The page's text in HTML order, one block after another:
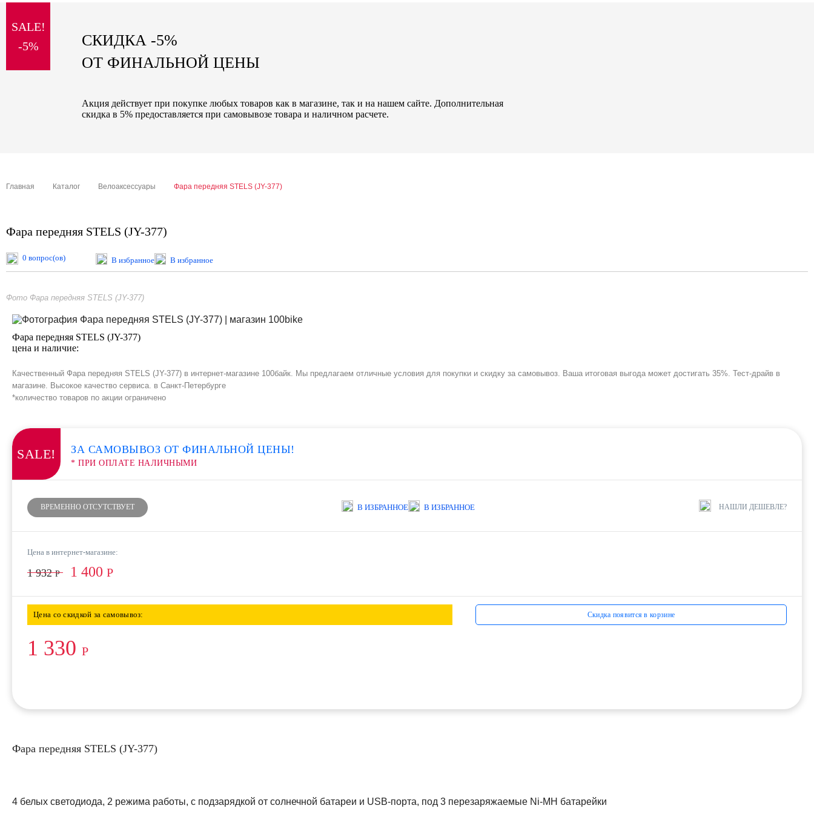
special price
SALE!
-5%
СКИДКА -5%
ОТ ФИНАЛЬНОЙ ЦЕНЫ
Акция действует при покупке любых товаров как в магазине, так и на нашем сайте. Дополнительная
скидка в 5% предоставляется при самовывозе товара и наличном расчете.
Главная Каталог Велоаксессуары Фара передняя STELS (JY-377)
Фара передняя STELS (JY-377)
0 вопрос(ов) В избранное В избранное
Фото Фара передняя STELS (JY-377)
Фара передняя STELS (JY-377)
цена и наличие:
Качественный Фара передняя STELS (JY-377) в интернет-магазине 100байк. Мы предлагаем отличные условия для покупки и скидку за самовывоз. Ваша итоговая выгода может достигать 35%. Тест-драйв в
магазине. Высокое качество сервиса. в Санкт-Петербурге
*количество товаров по акции ограничено
SALE! ЗА САМОВЫВОЗ ОТ ФИНАЛЬНОЙ ЦЕНЫ!
* ПРИ ОПЛАТЕ НАЛИЧНЫМИ
ВРЕМЕННО ОТСУТСТВУЕТ В ИЗБРАННОЕ В ИЗБРАННОЕ НАШЛИ ДЕШЕВЛЕ?
Цена в интернет-магазине:
1 932Р 1 400 Р
Цена со скидкой за самовывоз: Скидка появится в корзине
1 330 Р
Фара передняя STELS (JY-377)
4 белых светодиода, 2 режима работы, с подзарядкой от солнечной батареи и USB-порта, под 3 перезаряжаемые Ni-MH батарейки